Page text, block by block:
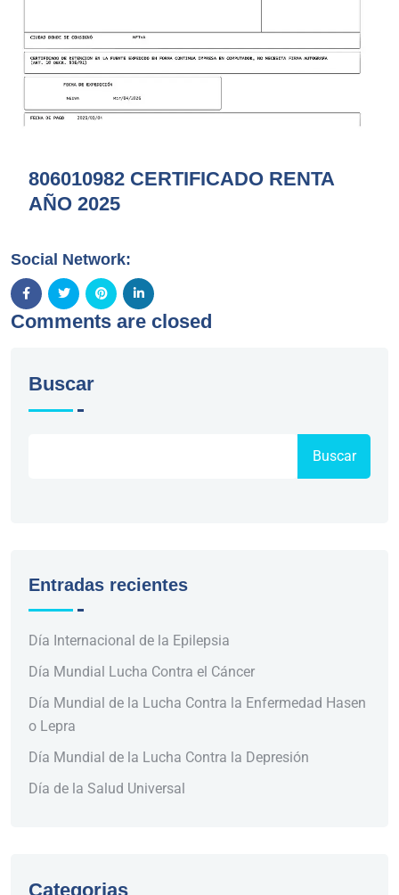
806010982 CERTIFICADO RENTA
AÑO 2025
Social Network:
Comments are closed
Buscar
Buscar
Entradas recientes
Día Internacional de la Epilepsia
Día Mundial Lucha Contra el Cáncer
Día Mundial de la Lucha Contra la Enfermedad Hasen
o Lepra
Día Mundial de la Lucha Contra la Depresión
Día de la Salud Universal
Categorias